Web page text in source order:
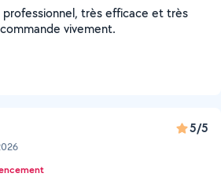
professionnel, très efficace et très
vivement.
5/5